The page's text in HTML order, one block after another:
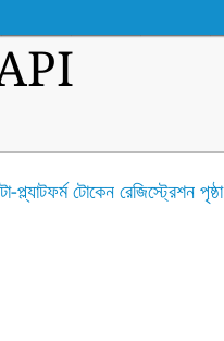
API
প্ল্যাটফর্ম টোকেন রেজিস্ট্রেশন পৃষ্ঠা